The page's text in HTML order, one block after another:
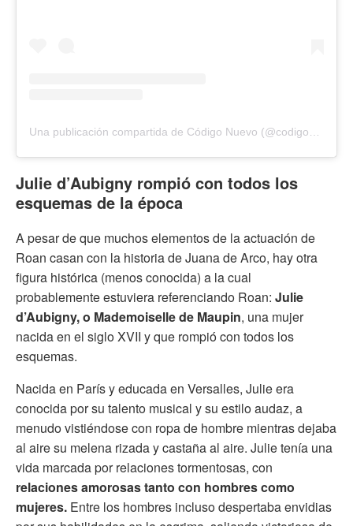
Julie d’Aubigny rompió con todos los
esquemas de la época
A pesar de que muchos elementos de la actuación de
Roan casan con la historia de Juana de Arco, hay otra
figura histórica (menos conocida) a la cual
probablemente estuviera referenciando Roan: Julie
d’Aubigny, o Mademoiselle de Maupin, una mujer
nacida en el siglo XVII y que rompió con todos los
esquemas.
Nacida en París y educada en Versalles, Julie era
conocida por su talento musical y su estilo audaz, a
menudo vistiéndose con ropa de hombre mientras dejaba
al aire su melena rizada y castaña al aire. Julie tenía una
vida marcada por relaciones tormentosas, con
relaciones amorosas tanto con hombres como
mujeres. Entre los hombres incluso despertaba envidias